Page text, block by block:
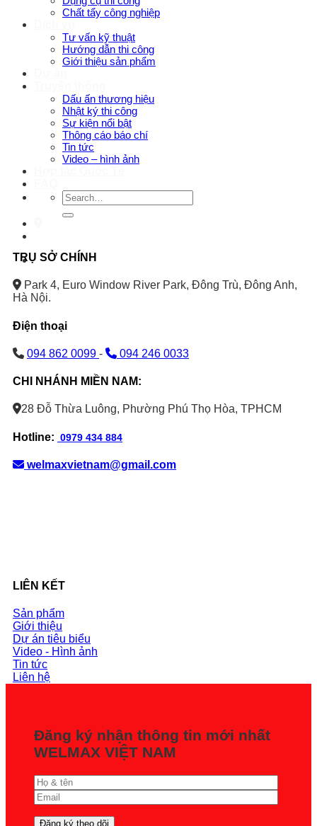
Chất tẩy công nghiệp
Tư vấn kỹ thuật
Hướng dẫn thi công
Giới thiệu sản phẩm
Dấu ấn thương hiệu
Nhật ký thi công
Sự kiện nổi bật
Thông cáo báo chí
Tin tức
Video – hình ảnh
Search
for:
TRỤ SỞ CHÍNH
Park 4, Euro Window River Park, Đông Trù, Đông Anh,
Hà Nội.
Điện thoại
094 862 0099 - 094 246 0033
CHI NHÁNH MIỀN NAM:
28 Đỗ Thừa Luông, Phường Phú Thọ Hòa, TPHCM
Hotline: 0979 434 884
welmaxvietnam@gmail.com
LIÊN KẾT
Sản phẩm
Giới thiệu
Dự án tiêu biểu
Video - Hình ảnh
Tin tức
Liên hệ
Đăng ký nhận thông tin mới nhất
WELMAX VIỆT NAM